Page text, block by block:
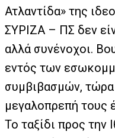
Ατλαντίδα» της
ΣΥΡΙΖΑ – ΠΣ δεν
αλλά συνένοχοι.
εντός των
συμβιβασμών, τώρα
μεγαλοπρεπή
Το ταξίδι προς την